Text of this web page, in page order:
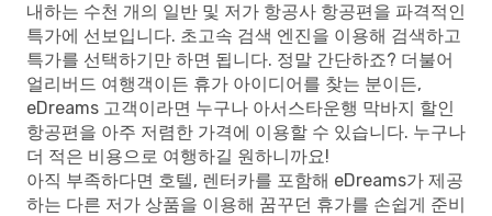
내하는 수천 개의 일반 및 저가 항공사 항공편을 파격적인
특가에 선보입니다. 초고속 검색 엔진을 이용해 검색하고
특가를 선택하기만 하면 됩니다. 정말 간단하죠? 더불어
얼리버드 여행객이든 휴가 아이디어를 찾는 분이든,
eDreams 고객이라면 누구나 아서스타운행 막바지 할인
항공편을 아주 저렴한 가격에 이용할 수 있습니다. 누구나
더 적은 비용으로 여행하길 원하니까요!
아직 부족하다면 호텔, 렌터카를 포함해 eDreams가 제공
하는 다른 저가 상품을 이용해 꿈꾸던 휴가를 손쉽게 준비